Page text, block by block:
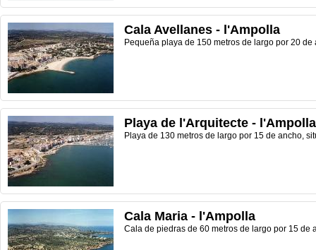
Cala Avellanes - l'Ampolla
Pequeña playa de 150 metros de largo por 20
Playa de l'Arquitecte - l'Ampolla
Playa de 130 metros de largo por 15 de ancho,
Cala Maria - l'Ampolla
Cala de piedras de 60 metros de largo por 15 de